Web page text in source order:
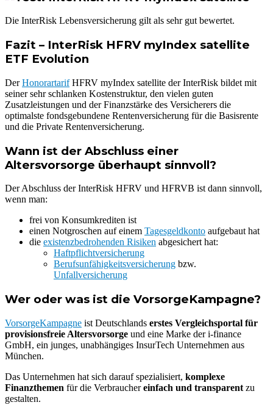
Die InterRisk Lebensversicherung gilt als sehr gut bewertet.
Fazit – InterRisk HFRV myIndex satellite
ETF Evolution
DerHonorartarifHFRV myIndex satellite der InterRisk bildet mit
seiner sehr schlanken Kostenstruktur, den vielen guten
Zusatzleistungen und der Finanzstärke des Versicherers die
optimalste fondsgebundene Rentenversicherung für die Basisrente
und die Private Rentenversicherung.
Wann ist der Abschluss einer
Altersvorsorge überhaupt sinnvoll?
Der Abschluss der InterRisk HFRV und HFRVB ist dann sinnvoll,
wenn man:
frei von Konsumkrediten ist
einen Notgroschen auf einem Tagesgeldkonto aufgebaut hat
die existenzbedrohenden Risiken abgesichert hat:
Haftpflichtversicherung
Berufsunfähigkeitsversicherung bzw.
Unfallversicherung
Wer oder was ist die VorsorgeKampagne?
VorsorgeKampagne ist Deutschlands erstes Vergleichsportal für
provisionsfreie Altersvorsorge und eine Marke der i-finance
GmbH, ein junges, unabhängiges InsurTech Unternehmen aus
München.
Das Unternehmen hat sich darauf spezialisiert, komplexe
Finanzthemen für die Verbrauchereinfach und transparent zu
gestalten.